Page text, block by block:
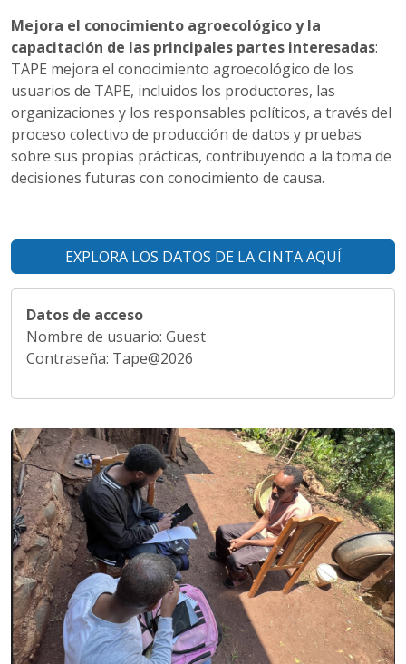
Mejora el conocimiento agroecológico y la
capacitación de las principales partes interesadas:
TAPE mejora el conocimiento agroecológico de los
usuarios de TAPE, incluidos los productores, las
organizaciones y los responsables políticos, a través del
proceso colectivo de producción de datos y pruebas
sobre sus propias prácticas, contribuyendo a la toma de
decisiones futuras con conocimiento de causa.
EXPLORA LOS DATOS DE LA CINTA AQUÍ
Datos de acceso
Nombre de usuario: Guest
Contraseña: Tape@2026